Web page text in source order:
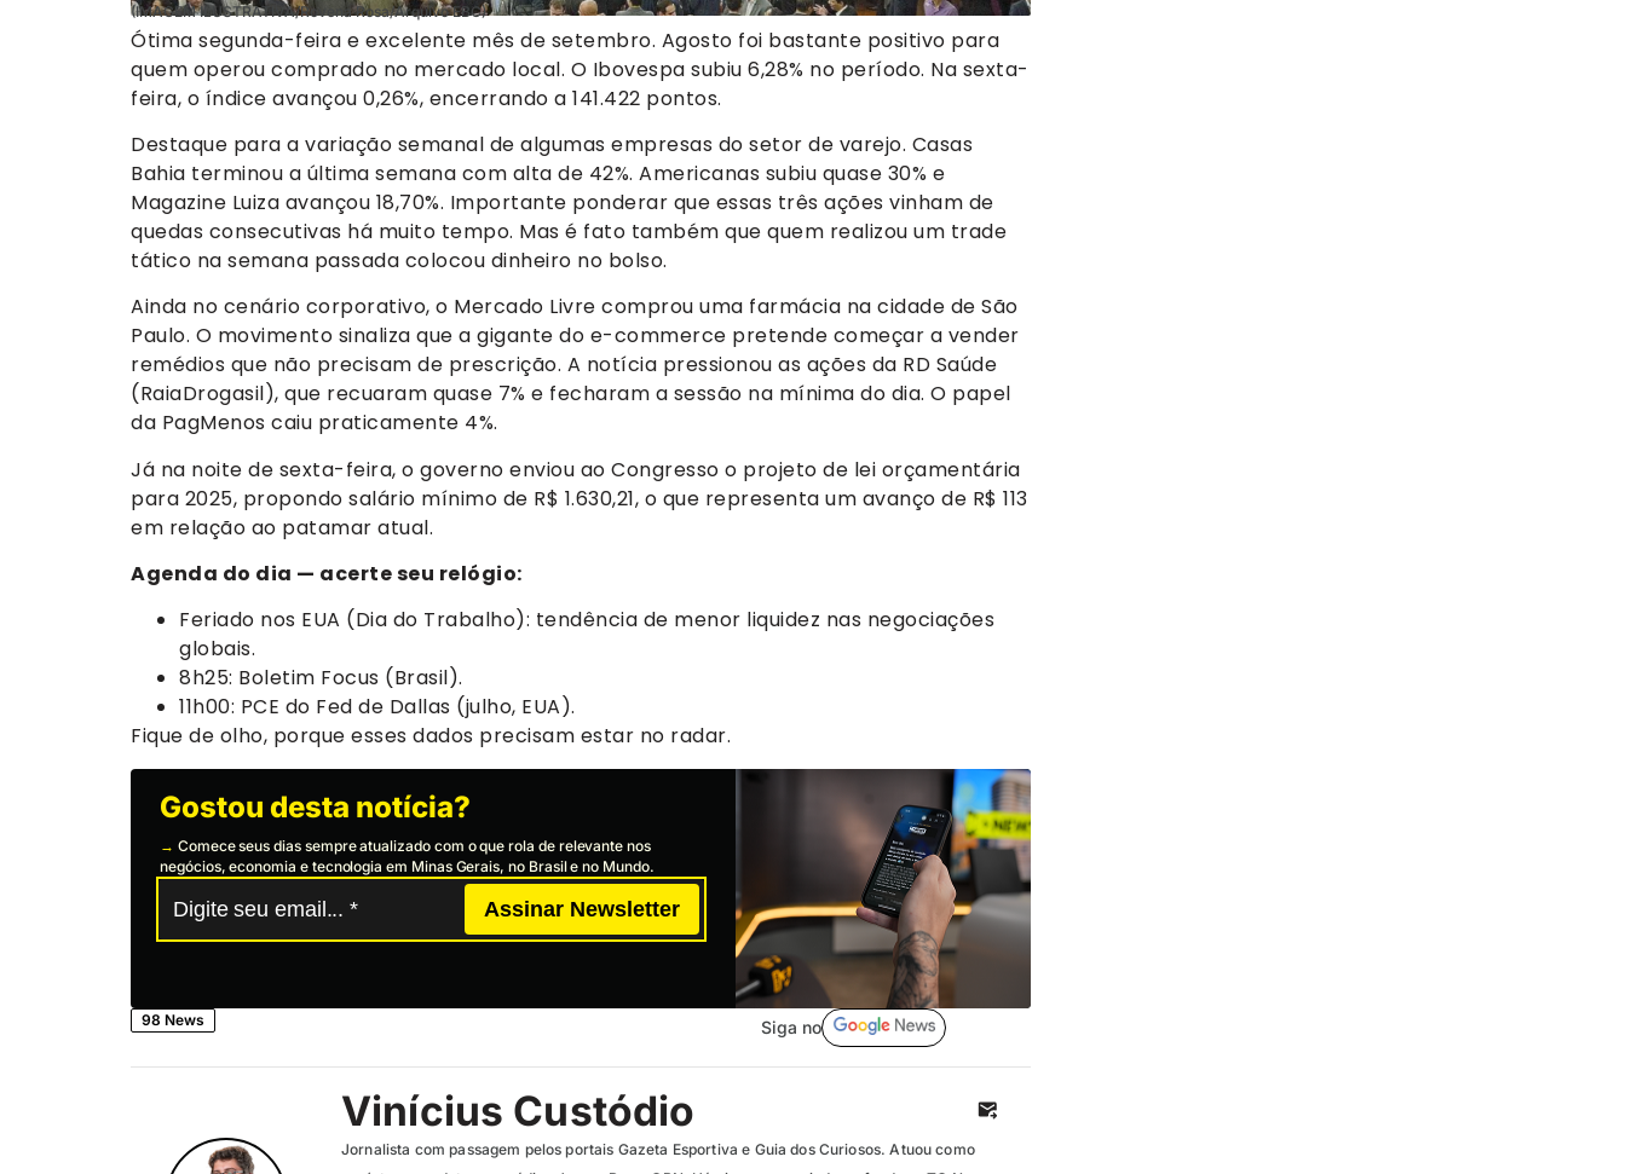
(IMAGEM ILUSTRATIVA/Rovena Rosa/Arquivo EBC)
Ótima segunda-feira e excelente mês de setembro. Agosto foi bastante positivo para
quem operou comprado no mercado local. O Ibovespa subiu 6,28% no período. Na sexta-
feira, o índice avançou 0,26%, encerrando a 141.422 pontos.
Destaque para a variação semanal de algumas empresas do setor de varejo. Casas
Bahia terminou a última semana com alta de 42%. Americanas subiu quase 30% e
Magazine Luiza avançou 18,70%. Importante ponderar que essas três ações vinham de
quedas consecutivas há muito tempo. Mas é fato também que quem realizou um trade
tático na semana passada colocou dinheiro no bolso.
Ainda no cenário corporativo, o Mercado Livre comprou uma farmácia na cidade de São
Paulo. O movimento sinaliza que a gigante do e-commerce pretende começar a vender
remédios que não precisam de prescrição. A notícia pressionou as ações da RD Saúde
(RaiaDrogasil), que recuaram quase 7% e fecharam a sessão na mínima do dia. O papel
da PagMenos caiu praticamente 4%.
Já na noite de sexta-feira, o governo enviou ao Congresso o projeto de lei orçamentária
para 2025, propondo salário mínimo de R$ 1.630,21, o que representa um avanço de R$ 113
em relação ao patamar atual.
Agenda do dia — acerte seu relógio:
Feriado nos EUA (Dia do Trabalho): tendência de menor liquidez nas negociações
globais.
8h25: Boletim Focus (Brasil).
11h00: PCE do Fed de Dallas (julho, EUA).
Fique de olho, porque esses dados precisam estar no radar.
Gostou desta notícia?
→ Comece seus dias sempre atualizado com o que rola de relevante nos
negócios, economia e tecnologia em Minas Gerais, no Brasil e no Mundo.
Assinar Newsletter
98 News Siga no
Vinícius Custódio
Jornalista com passagem pelos portais Gazeta Esportiva e Guia dos Curiosos. Atuou como